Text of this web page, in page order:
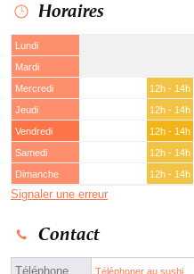
Horaires
Lundi
Mardi
Mercredi
12h - 14h
Jeudi
12h - 14h
Vendredi
12h - 14h
Samedi
12h - 14h
Dimanche
12h - 14h
Signaler une erreur
Contact
Téléphone Téléphoner au sushi